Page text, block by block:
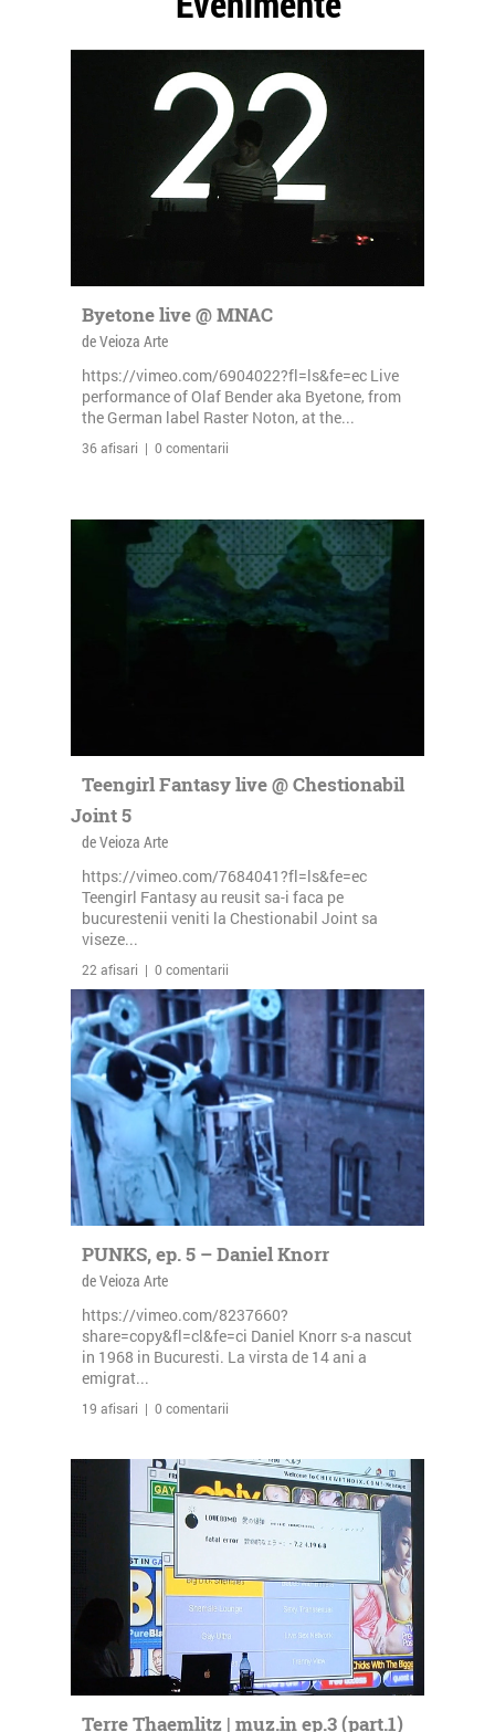
Byetone live @ MNAC
de Veioza Arte
https://vimeo.com/6904022?fl=ls&fe=ec Live
performance of Olaf Bender aka Byetone, from
the German label Raster Noton, at the...
36 afisari | 0 comentarii
Teengirl Fantasy live @ Chestionabil
Joint 5
de Veioza Arte
https://vimeo.com/7684041?fl=ls&fe=ec
Teengirl Fantasy au reusit sa-i faca pe
bucurestenii veniti la Chestionabil Joint sa
viseze...
22 afisari | 0 comentarii
PUNKS, ep. 5 – Daniel Knorr
de Veioza Arte
https://vimeo.com/8237660?
share=copy&fl=cl&fe=ci Daniel Knorr s-a nascut
in 1968 in Bucuresti. La virsta de 14 ani a
emigrat...
19 afisari | 0 comentarii
Terre Thaemlitz | muz.in ep.3 (part.1)